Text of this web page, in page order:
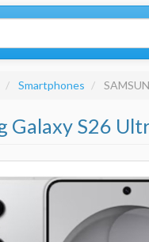
Smartphones
Galaxy S26